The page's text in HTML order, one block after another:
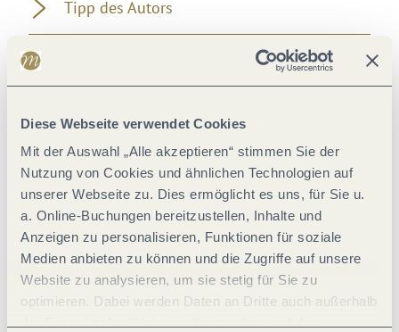
Diese Webseite verwendet Cookies
Mit der Auswahl „Alle akzeptieren“ stimmen Sie der
Nutzung von Cookies und ähnlichen Technologien auf
unserer Webseite zu. Dies ermöglicht es uns, für Sie u.
a. Online-Buchungen bereitzustellen, Inhalte und
Anzeigen zu personalisieren, Funktionen für soziale
Medien anbieten zu können und die Zugriffe auf unsere
Website zu analysieren, um sie stetig für Sie zu
optimieren. Dabei werden Daten an Dritte auch außerhalb
Tipp des Autors
Parken
Öffentliche Verkehrsmittel
Literatur
Karten